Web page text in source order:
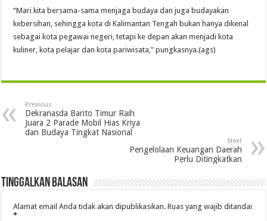
“Mari kita bersama-sama menjaga budaya dan juga budayakan
kebersihan, sehingga kota di Kalimantan Tengah bukan hanya dikenal
sebagai kota pegawai negeri, tetapi ke depan akan menjadi kota
kuliner, kota pelajar dan kota pariwisata,” pungkasnya.(ags)
Previous
Dekranasda Barito Timur Raih
Juara 2 Parade Mobil Hias Kriya
dan Budaya Tingkat Nasional
Next
Pengelolaan Keuangan Daerah
Perlu Ditingkatkan
Tinggalkan Balasan
Alamat email Anda tidak akan dipublikasikan. Ruas yang wajib ditandai
*